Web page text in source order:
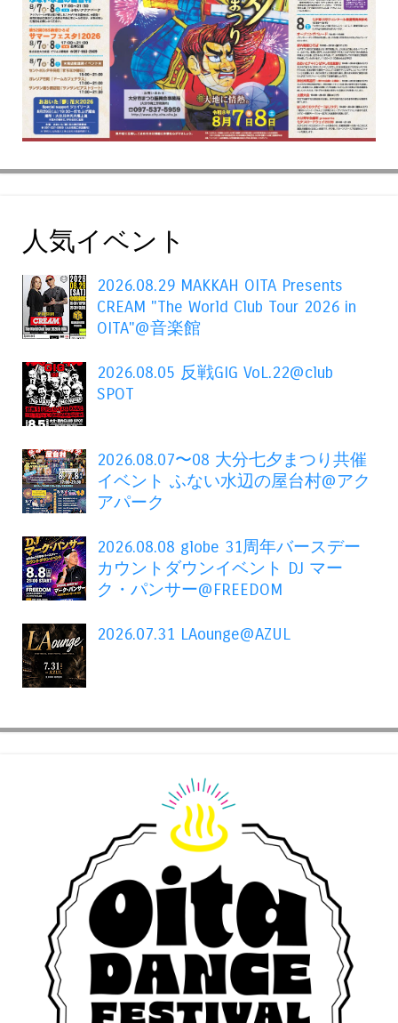
人気イベント
2026.08.29 MAKKAH OITA Presents
CREAM "The World Club Tour 2026 in
OITA"@音楽館
2026.08.05 反戦GIG VoL.22@club
SPOT
2026.08.07〜08 大分七夕まつり共催
イベント ふない水辺の屋台村@アク
アパーク
2026.08.08 globe 31周年バースデー
カウントダウンイベント DJ マー
ク・パンサー@FREEDOM
2026.07.31 LAounge@AZUL